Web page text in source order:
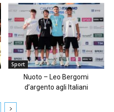
Sport
Nuoto – Leo Bergomi
d’argento agli Italiani